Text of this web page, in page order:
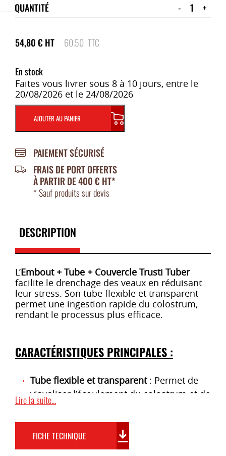
QUANTITÉ
- +
54,80€ HT 60.50 TTC
En stock
Faites vous livrer sous 8 à 10 jours, entre le
20/08/2026 et le 24/08/2026
AJOUTER AU PANIER
PAIEMENT SÉCURISÉ
FRAIS DE PORT OFFERTS
À PARTIR DE 400 € HT*
* Sauf produits sur devis
DESCRIPTION
L’Embout + Tube + Couvercle Trusti Tuber
facilite le drenchage des veaux en réduisant
leur stress. Son tube flexible et transparent
permet une ingestion rapide du colostrum,
rendant le processus plus efficace.
CARACTÉRISTIQUES PRINCIPALES :
Tube flexible et transparent: Permet de
visualiser l’écoulement du colostrum et de
garantir un nettoyage facile.
Embout rigide: Facile à maintenir d’une
seule main pour un positionnement
rapide.
Lire la suite...
FICHE TECHNIQUE